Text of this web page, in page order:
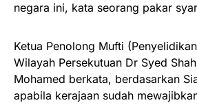
negara ini, kata seorang pakar
Ketua Penolong Mufti
Wilayah Persekutuan Dr Syed
Mohamed berkata, berdasarkan
apabila kerajaan sudah